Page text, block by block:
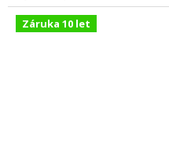
Záruka 10 let